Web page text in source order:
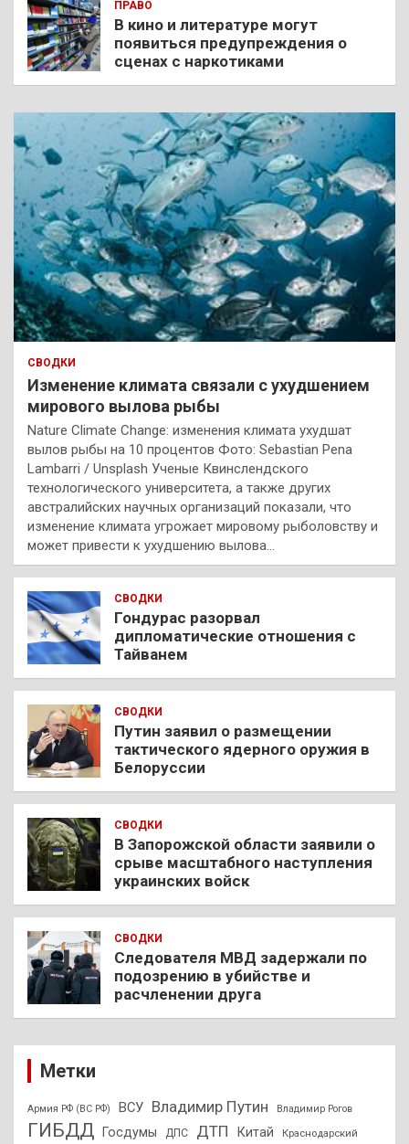
ПРАВО
В кино и литературе могут
появиться предупреждения о
сценах с наркотиками
СВОДКИ
Изменение климата связали с ухудшением
мирового вылова рыбы
Nature Climate Change: изменения климата ухудшат
вылов рыбы на 10 процентов Фото: Sebastian Pena
Lambarri / Unsplash Ученые Квинслендского
технологического университета, а также других
австралийских научных организаций показали, что
изменение климата угрожает мировому рыболовству и
может привести к ухудшению вылова…
СВОДКИ
Гондурас разорвал
дипломатические отношения с
Тайванем
СВОДКИ
Путин заявил о размещении
тактического ядерного оружия в
Белоруссии
СВОДКИ
В Запорожской области заявили о
срыве масштабного наступления
украинских войск
СВОДКИ
Следователя МВД задержали по
подозрению в убийстве и
расчленении друга
Метки
Армия РФ (ВС РФ) ВСУ Владимир Путин Владимир Рогов
ГИБДД Госдумы ДПС ДТП Китай Краснодарский